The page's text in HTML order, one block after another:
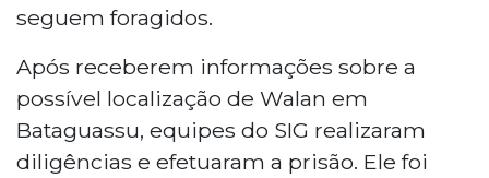
seguem foragidos.
Após receberem informações sobre a
possível localização de Walan em
Bataguassu, equipes do SIG realizaram
diligências e efetuaram a prisão. Ele foi